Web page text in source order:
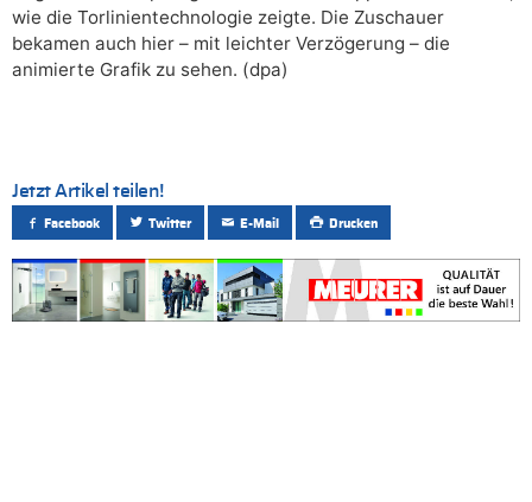
wie die Torlinientechnologie zeigte. Die Zuschauer
bekamen auch hier – mit leichter Verzögerung – die
animierte Grafik zu sehen. (dpa)
Jetzt Artikel teilen!
Facebook Twitter E-Mail Drucken